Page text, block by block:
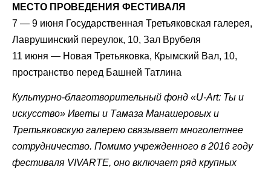
МЕСТО ПРОВЕДЕНИЯ ФЕСТИВАЛЯ
7 — 9 июня Государственная Третьяковская галерея,
Лаврушинский переулок, 10, Зал Врубеля
11 июня — Новая Третьяковка, Крымский Вал, 10,
пространство перед Башней Татлина
Культурно-благотворительный фонд «U-Art: Ты и
искусство» Иветы и Тамаза Манашеровых и
Третьяковскую галерею связывает многолетнее
сотрудничество. Помимо учрежденного в 2016 году
фестиваля VIVARTE, оно включает ряд крупных